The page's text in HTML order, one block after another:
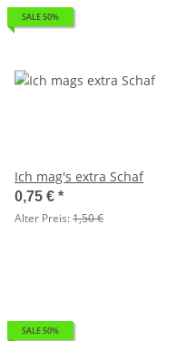
SALE 50%
Ich mag's extra Schaf
0,75 € *
Alter Preis:1,50 €
SALE 50%